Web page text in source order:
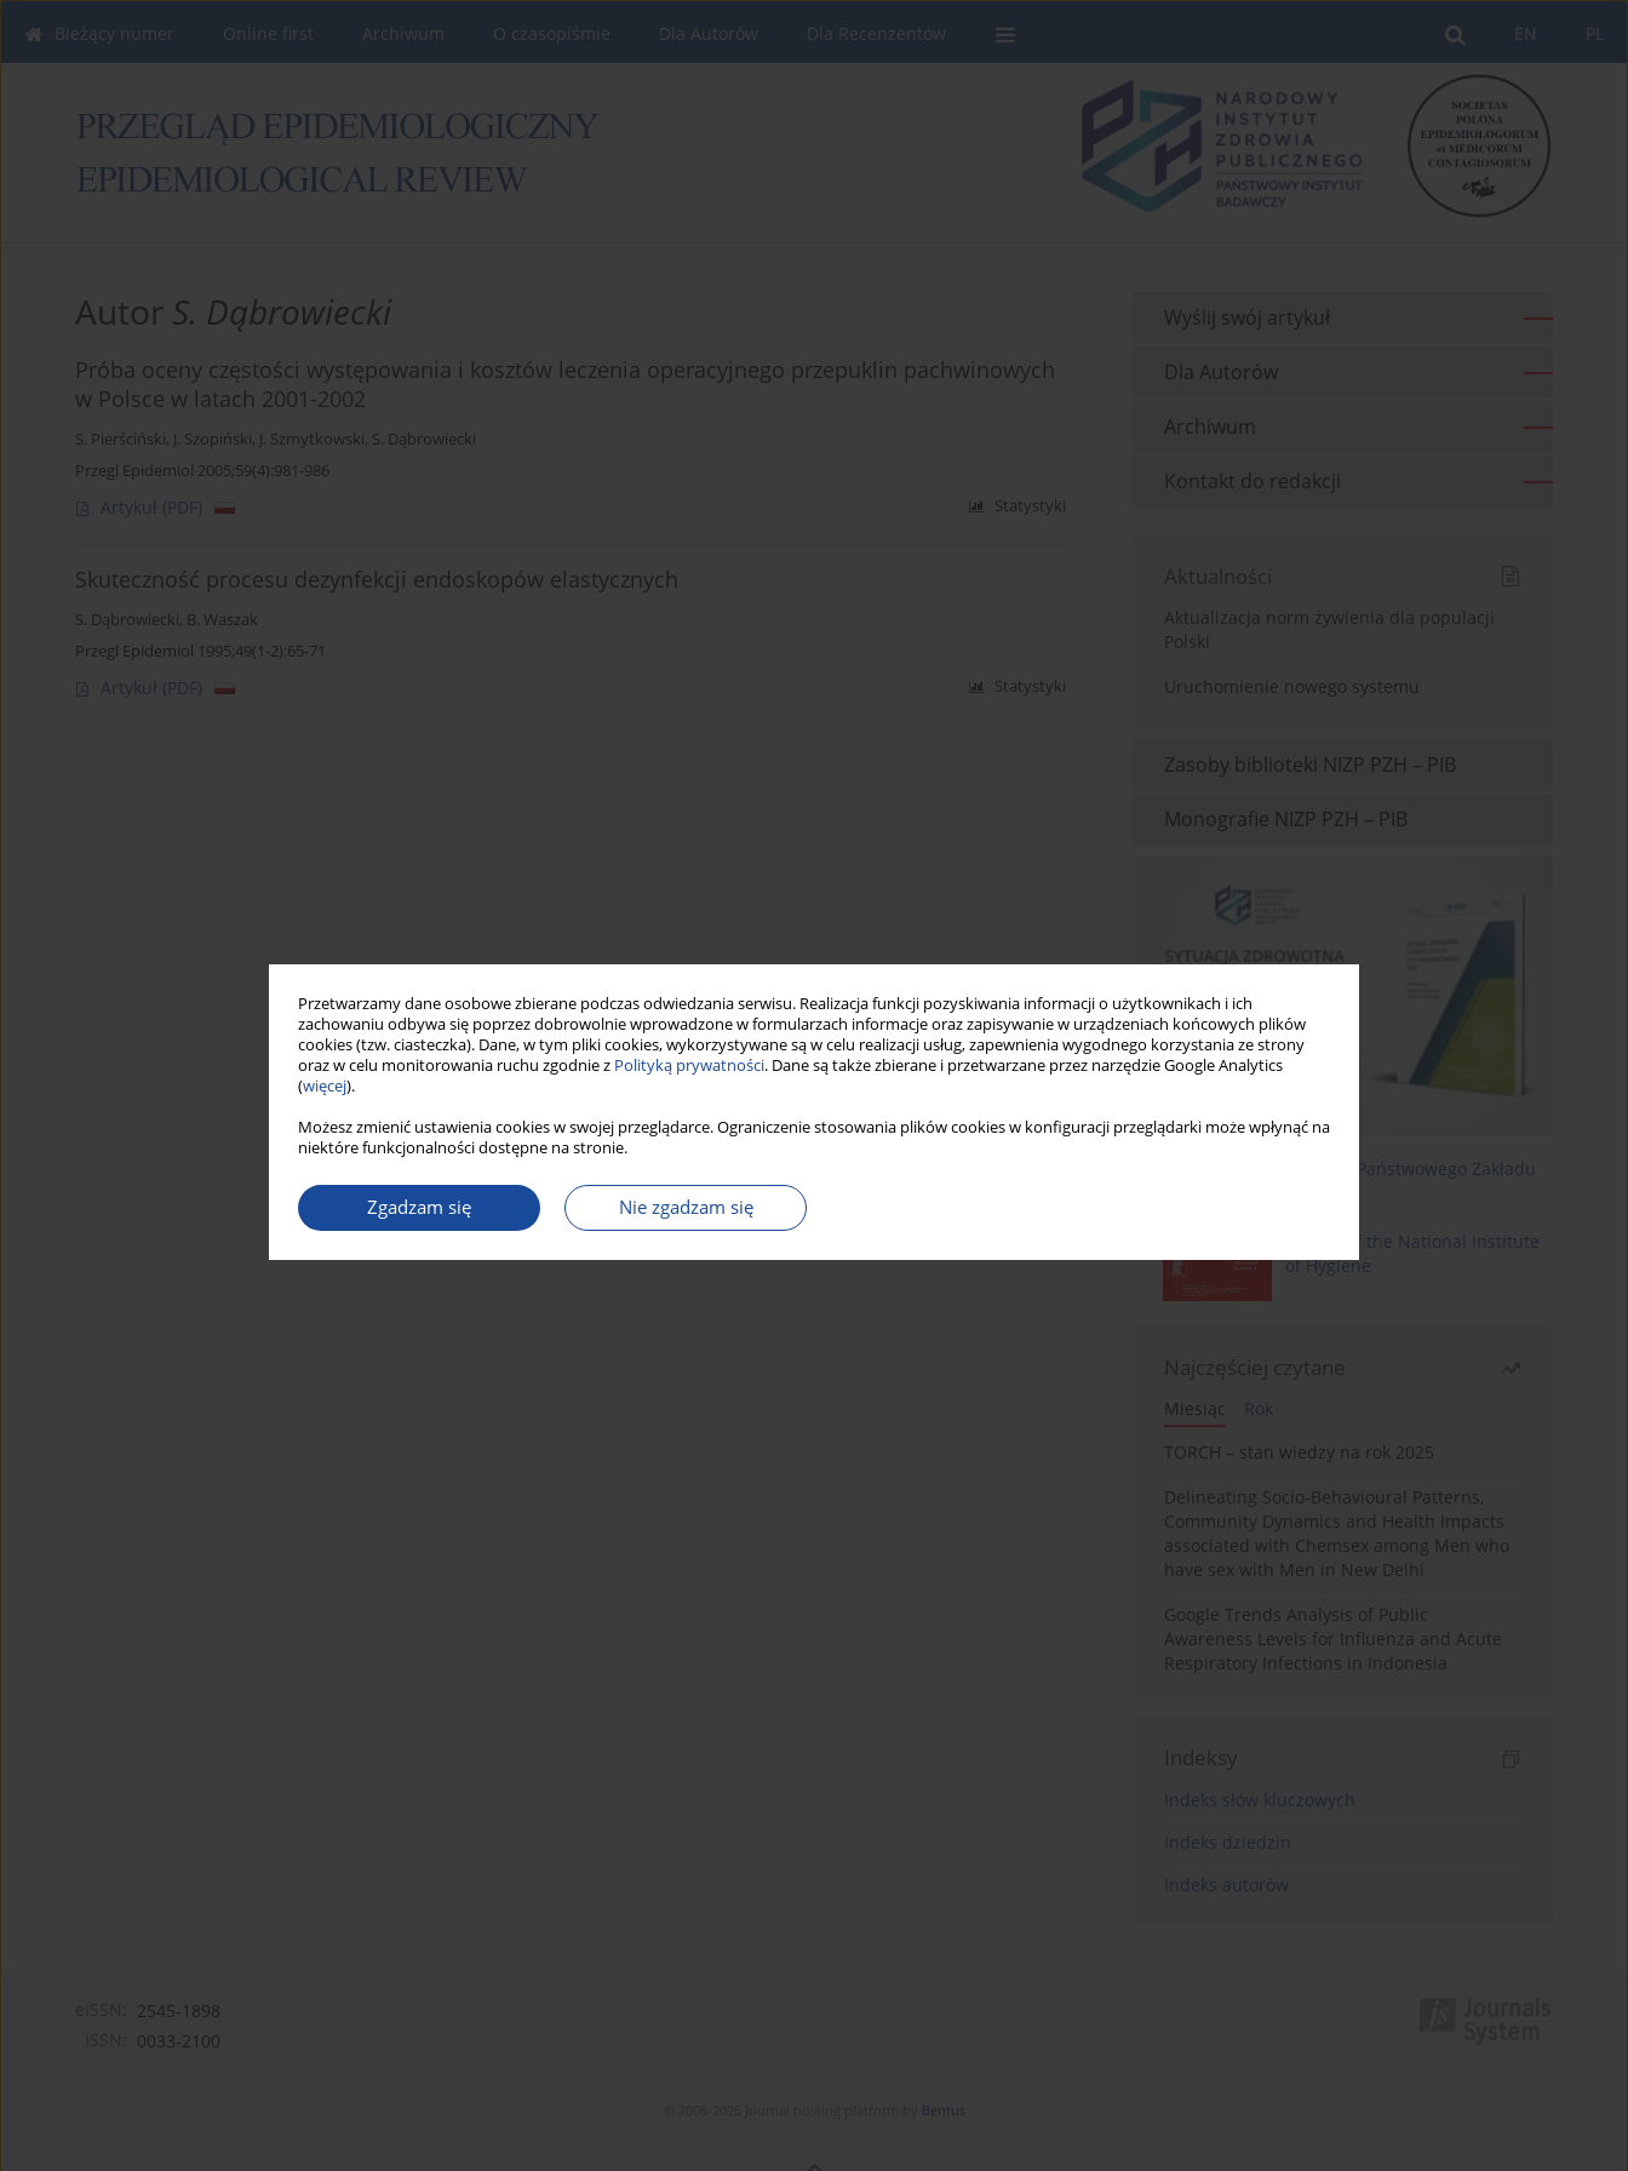
Przetwarzamy dane osobowe zbierane podczas odwiedzania serwisu. Realizacja funkcji pozyskiwania informacji o użytkownikach i ich
zachowaniu odbywa się poprzez dobrowolnie wprowadzone w formularzach informacje oraz zapisywanie w urządzeniach końcowych plików
cookies (tzw. ciasteczka). Dane, w tym pliki cookies, wykorzystywane są w celu realizacji usług, zapewnienia wygodnego korzystania ze strony
oraz w celu monitorowania ruchu zgodnie z Polityką prywatności. Dane są także zbierane i przetwarzane przez narzędzie Google Analytics
(więcej).
Możesz zmienić ustawienia cookies w swojej przeglądarce. Ograniczenie stosowania plików cookies w konfiguracji przeglądarki może wpłynąć na
niektóre funkcjonalności dostępne na stronie.
Zgadzam się Nie zgadzam się
PL
EN
Bieżący numer Online first Archiwum O czasopiśmie Dla Autorów Dla Recenzentów
Autor S. Dąbrowiecki
Próba oceny częstości występowania i kosztów leczenia operacyjnego przepuklin pachwinowych
w Polsce w latach 2001-2002
S. Pierściński, J. Szopiński, J. Szmytkowski, S. Dąbrowiecki
Przegl Epidemiol 2005;59(4):981-986
Artykuł (PDF) Statystyki
Skuteczność procesu dezynfekcji endoskopów elastycznych
S. Dąbrowiecki, B. Waszak
Przegl Epidemiol 1995;49(1-2):65-71
Artykuł (PDF) Statystyki
Wyślij swój artykuł
Dla Autorów
Archiwum
Kontakt do redakcji
Aktualności
Aktualizacja norm żywienia dla populacji
Polski
Uruchomienie nowego systemu
Zasoby biblioteki NIZP PZH – PIB
Monografie NIZP PZH – PIB
Roczniki Państwowego Zakładu
Annals of the National Institute
of Hygiene
Najczęściej czytane
Miesiąc
Rok
TORCH – stan wiedzy na rok 2025
Delineating Socio-Behavioural Patterns,
Community Dynamics and Health Impacts
associated with Chemsex among Men who
have sex with Men in New Delhi
Google Trends Analysis of Public
Awareness Levels for Influenza and Acute
Respiratory Infections in Indonesia
Indeksy
Indeks słów kluczowych
Indeks dziedzin
Indeks autorów
2545-1898
0033-2100
Bentus